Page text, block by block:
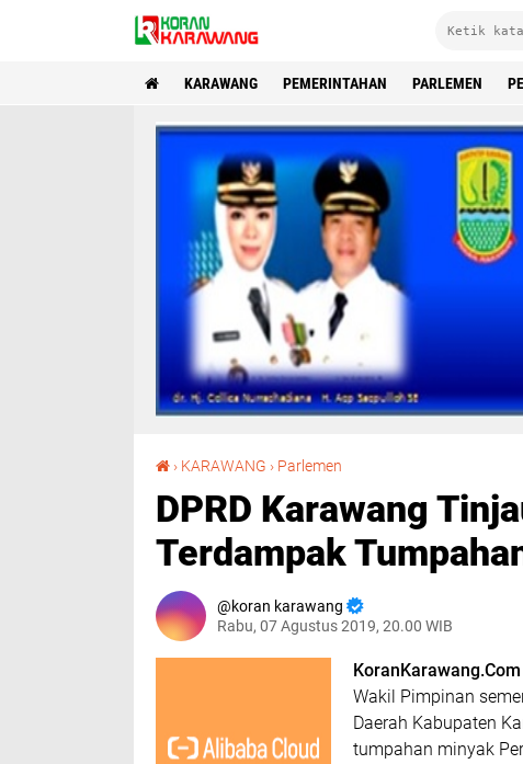
KARAWANG PEMERINTAHAN PARLEMEN
› KARAWANG › Parlemen
DPRD Karawang
Terdampak
koran karawang
Rabu, 07 Agustus 2019, 20.00 WIB
KoranKarawang.Com
Wakil Pimpinan
Daerah Kabupaten
tumpahan minyak